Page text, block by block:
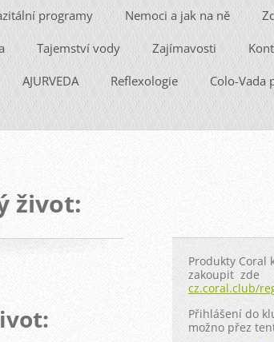
programy Nemoci a jak na ně
Tajemství vody Zajímavosti
AJURVEDA Reflexologie Colo-Vada
život:
Produkty Coral
zakoupit zde
cz.coral.club/
Přihlášení do
možno přez